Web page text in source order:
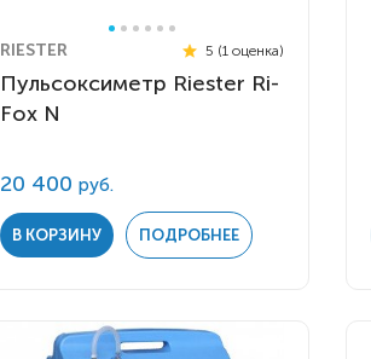
RIESTER 5 (1 оценка)
Пульсоксиметр Riester Ri-
Fox N
20 400 руб.
В КОРЗИНУ ПОДРОБНЕЕ